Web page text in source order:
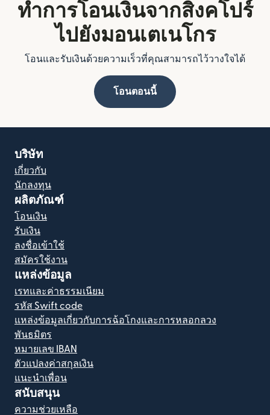
ทำการโอนเงินจากสิงคโปร์
ไปยังมอนเตเนโกร
โอนและรับเงินด้วยความเร็วที่คุณสามารถไว้วางใจได้
โอนตอนนี้
บริษัท
เกี่ยวกับ
นักลงทุน
ผลิตภัณฑ์
โอนเงิน
รับเงิน
ลงชื่อเข้าใช้
สมัครใช้งาน
แหล่งข้อมูล
เรทและค่าธรรมเนียม
รหัส Swift code
แหล่งข้อมูลเกี่ยวกับการฉ้อโกงและการหลอกลวง
พันธมิตร
หมายเลข IBAN
ตัวแปลงค่าสกุลเงิน
แนะนำเพื่อน
สนับสนุน
ความช่วยเหลือ